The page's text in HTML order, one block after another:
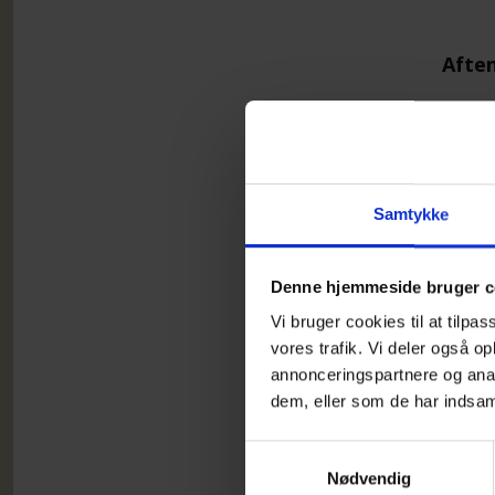
Samtykke
Denne hjemmeside bruger
Vi bruger cookies til at
vores trafik. Vi deler også
annonceringspartnere og
dem, eller som de har
Nødvendig
Her
Det
alle
til:
Der